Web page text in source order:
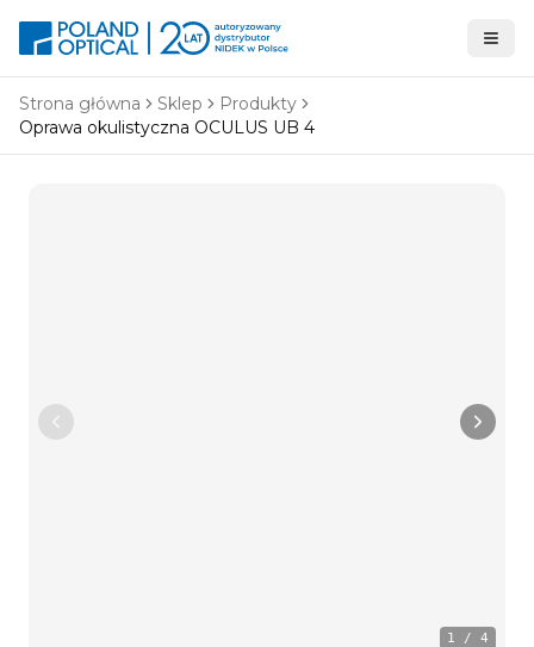
Strona główna Sklep
Produkty
Oprawa okulistyczna OCULUS UB 4
1 / 4